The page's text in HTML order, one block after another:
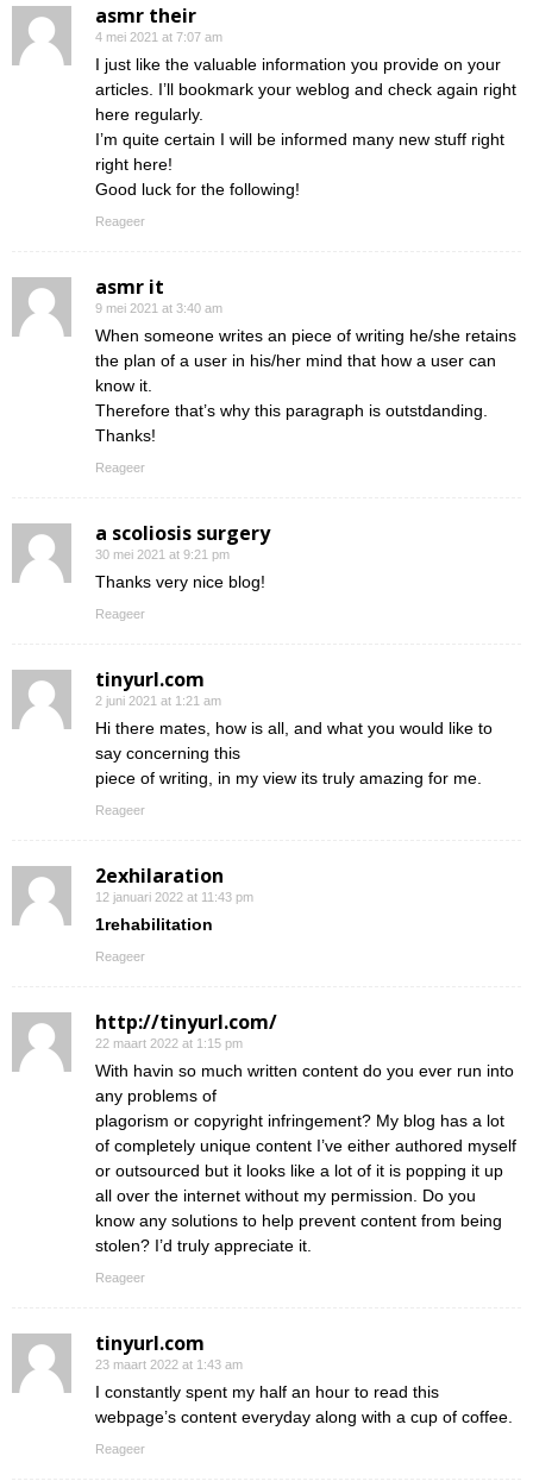
asmr their
4 mei 2021 at 7:07 am
I just like the valuable information you provide on your
articles. I’ll bookmark your weblog and check again right
here regularly.
I’m quite certain I will be informed many new stuff right
right here!
Good luck for the following!
Reageer
asmr it
9 mei 2021 at 3:40 am
When someone writes an piece of writing he/she retains
the plan of a user in his/her mind that how a user can
know it.
Therefore that’s why this paragraph is outstdanding.
Thanks!
Reageer
a scoliosis surgery
30 mei 2021 at 9:21 pm
Thanks very nice blog!
Reageer
tinyurl.com
2 juni 2021 at 1:21 am
Hi there mates, how is all, and what you would like to
say concerning this
piece of writing, in my view its truly amazing for me.
Reageer
2exhilaration
12 januari 2022 at 11:43 pm
1rehabilitation
Reageer
http://tinyurl.com/
22 maart 2022 at 1:15 pm
With havin so much written content do you ever run into
any problems of
plagorism or copyright infringement? My blog has a lot
of completely unique content I’ve either authored myself
or outsourced but it looks like a lot of it is popping it up
all over the internet without my permission. Do you
know any solutions to help prevent content from being
stolen? I’d truly appreciate it.
Reageer
tinyurl.com
23 maart 2022 at 1:43 am
I constantly spent my half an hour to read this
webpage’s content everyday along with a cup of coffee.
Reageer